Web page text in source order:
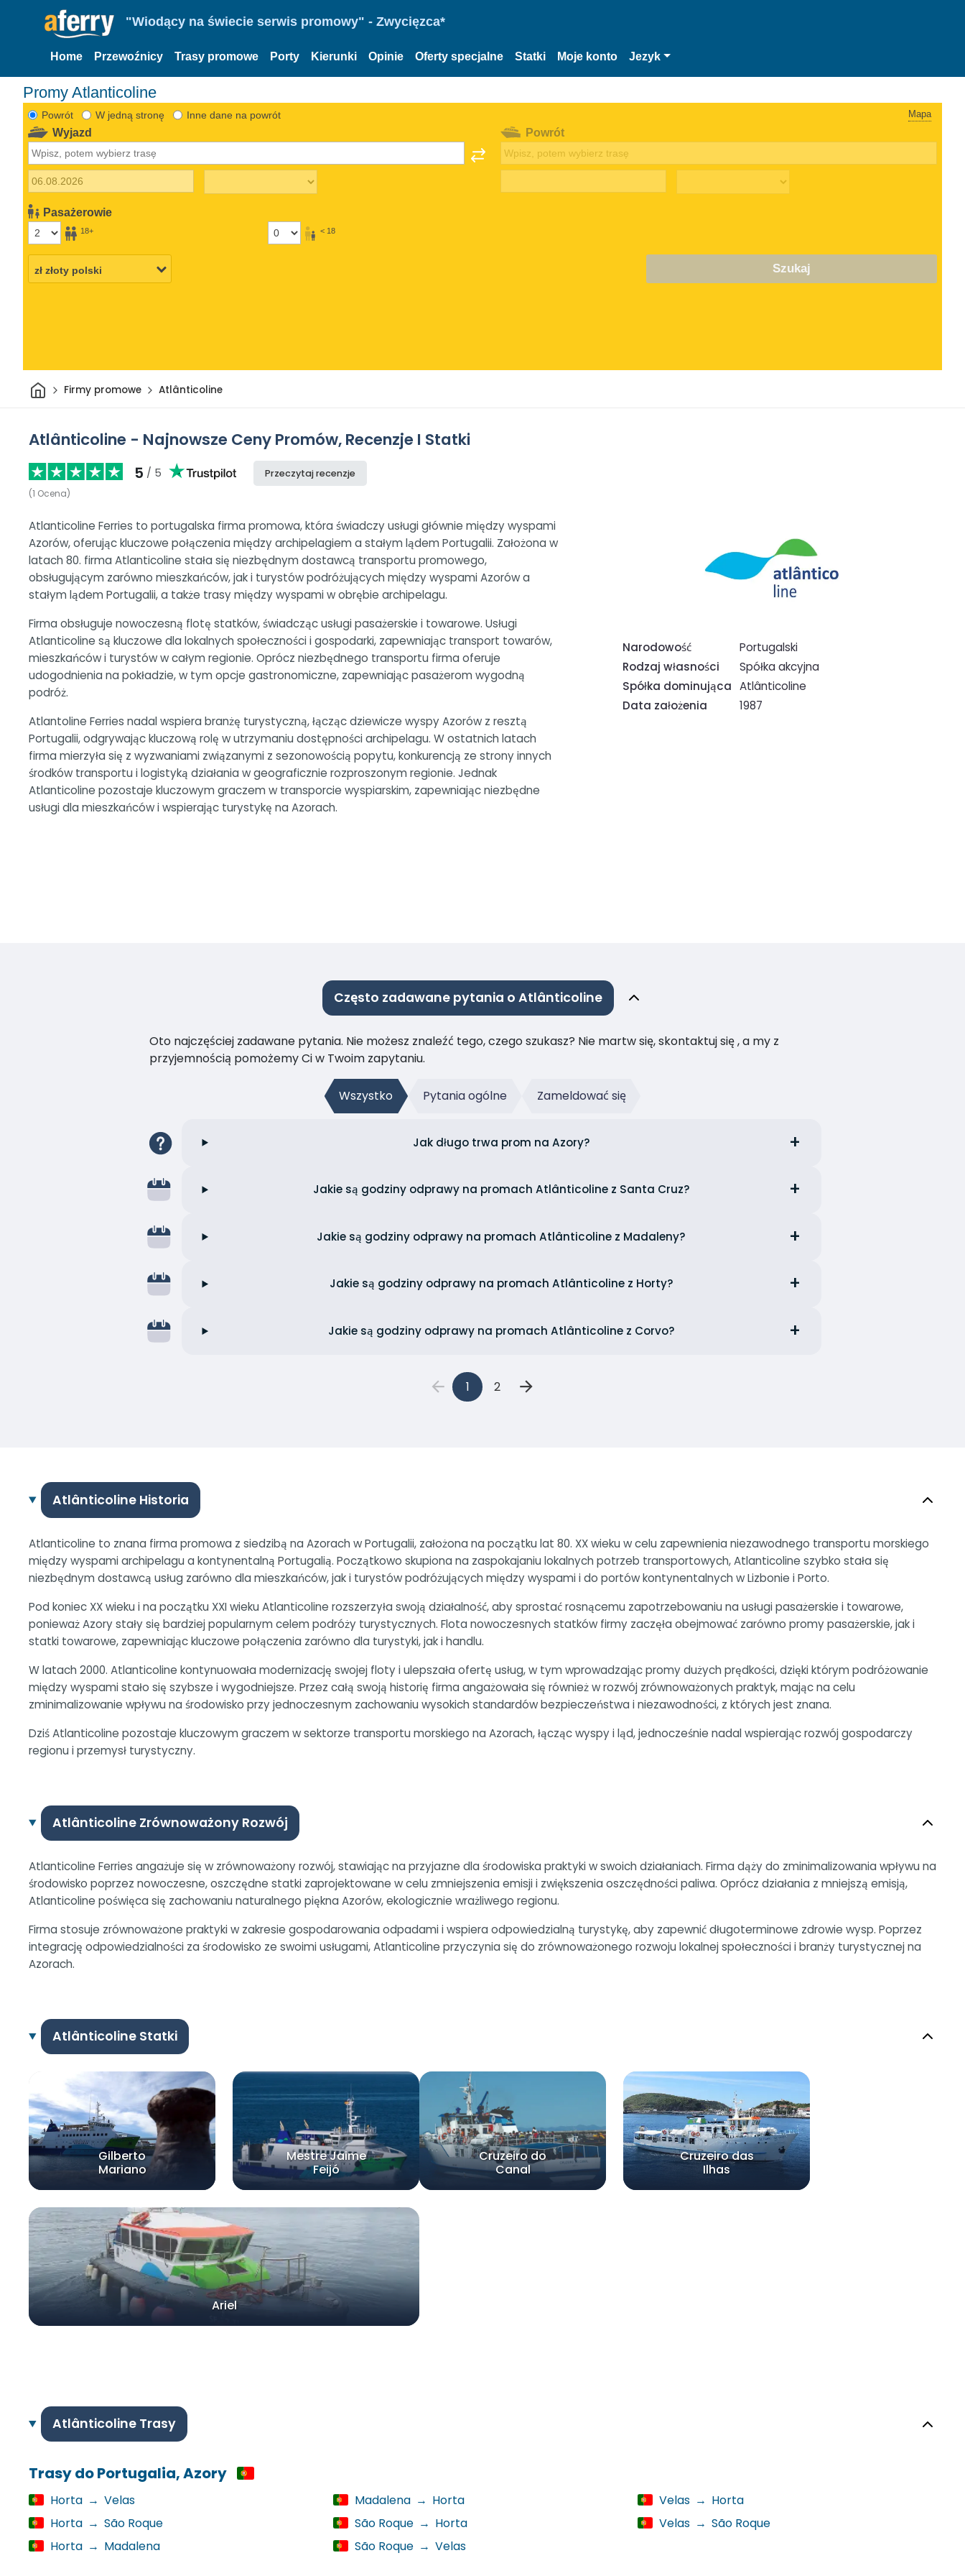
"Wiodący na świecie serwis promowy" - Zwycięzca*
Home Przewoźnicy Trasy promowe Porty Kierunki Opinie Oferty specjalne Statki Moje konto Jezyk
Promy Atlanticoline
Powrót W jedną stronę Inne dane na powrót Mapa
Wyjazd
Pasażerowie
18+ < 18
Powrót
Szukaj
DomFirmy promowe Atlânticoline
Atlânticoline - Najnowsze Ceny Promów, Recenzje I Statki
5 / 5
(1 Ocena)
Przeczytaj recenzje
Atlanticoline Ferries to portugalska firma promowa, która świadczy usługi głównie między wyspami
Azorów, oferując kluczowe połączenia między archipelagiem a stałym lądem Portugalii. Założona w
latach 80. firma Atlanticoline stała się niezbędnym dostawcą transportu promowego,
obsługującym zarówno mieszkańców, jak i turystów podróżujących między wyspami Azorów a
stałym lądem Portugalii, a także trasy między wyspami w obrębie archipelagu.
Firma obsługuje nowoczesną flotę statków, świadcząc usługi pasażerskie i towarowe. Usługi
Atlanticoline są kluczowe dla lokalnych społeczności i gospodarki, zapewniając transport towarów,
mieszkańców i turystów w całym regionie. Oprócz niezbędnego transportu firma oferuje
udogodnienia na pokładzie, w tym opcje gastronomiczne, zapewniając pasażerom wygodną
podróż.
Atlantoline Ferries nadal wspiera branżę turystyczną, łącząc dziewicze wyspy Azorów z resztą
Portugalii, odgrywając kluczową rolę w utrzymaniu dostępności archipelagu. W ostatnich latach
firma mierzyła się z wyzwaniami związanymi z sezonowością popytu, konkurencją ze strony innych
środków transportu i logistyką działania w geograficznie rozproszonym regionie. Jednak
Atlanticoline pozostaje kluczowym graczem w transporcie wyspiarskim, zapewniając niezbędne
usługi dla mieszkańców i wspierając turystykę na Azorach.
Narodowość
Portugalski
Rodzaj własności
Spółka akcyjna
Spółka dominująca Atlânticoline
Data założenia
1987
Często zadawane pytania o Atlânticoline
Oto najczęściej zadawane pytania. Nie możesz znaleźć tego, czego szukasz? Nie martw się, skontaktuj się , a my z
przyjemnością pomożemy Ci w Twoim zapytaniu.
Wszystko Pytania ogólne Zameldować się
Jak długo trwa prom na Azory?
Jakie są godziny odprawy na promach Atlânticoline z Santa Cruz?
Jakie są godziny odprawy na promach Atlânticoline z Madaleny?
Jakie są godziny odprawy na promach Atlânticoline z Horty?
Jakie są godziny odprawy na promach Atlânticoline z Corvo?
1 2
Atlânticoline Historia
Atlanticoline to znana firma promowa z siedzibą na Azorach w Portugalii, założona na początku lat 80. XX wieku w celu zapewnienia niezawodnego transportu morskiego
między wyspami archipelagu a kontynentalną Portugalią. Początkowo skupiona na zaspokajaniu lokalnych potrzeb transportowych, Atlanticoline szybko stała się
niezbędnym dostawcą usług zarówno dla mieszkańców, jak i turystów podróżujących między wyspami i do portów kontynentalnych w Lizbonie i Porto.
Pod koniec XX wieku i na początku XXI wieku Atlanticoline rozszerzyła swoją działalność, aby sprostać rosnącemu zapotrzebowaniu na usługi pasażerskie i towarowe,
ponieważ Azory stały się bardziej popularnym celem podróży turystycznych. Flota nowoczesnych statków firmy zaczęła obejmować zarówno promy pasażerskie, jak i
statki towarowe, zapewniając kluczowe połączenia zarówno dla turystyki, jak i handlu.
W latach 2000. Atlanticoline kontynuowała modernizację swojej floty i ulepszała ofertę usług, w tym wprowadzając promy dużych prędkości, dzięki którym podróżowanie
między wyspami stało się szybsze i wygodniejsze. Przez całą swoją historię firma angażowała się również w rozwój zrównoważonych praktyk, mając na celu
zminimalizowanie wpływu na środowisko przy jednoczesnym zachowaniu wysokich standardów bezpieczeństwa i niezawodności, z których jest znana.
Dziś Atlanticoline pozostaje kluczowym graczem w sektorze transportu morskiego na Azorach, łącząc wyspy i ląd, jednocześnie nadal wspierając rozwój gospodarczy
regionu i przemysł turystyczny.
Atlânticoline Zrównoważony Rozwój
Atlanticoline Ferries angażuje się w zrównoważony rozwój, stawiając na przyjazne dla środowiska praktyki w swoich działaniach. Firma dąży do zminimalizowania wpływu na
środowisko poprzez nowoczesne, oszczędne statki zaprojektowane w celu zmniejszenia emisji i zwiększenia oszczędności paliwa. Oprócz działania z mniejszą emisją,
Atlanticoline poświęca się zachowaniu naturalnego piękna Azorów, ekologicznie wrażliwego regionu.
Firma stosuje zrównoważone praktyki w zakresie gospodarowania odpadami i wspiera odpowiedzialną turystykę, aby zapewnić długoterminowe zdrowie wysp. Poprzez
integrację odpowiedzialności za środowisko ze swoimi usługami, Atlanticoline przyczynia się do zrównoważonego rozwoju lokalnej społeczności i branży turystycznej na
Azorach.
Atlânticoline Statki
Gilberto
Mariano
Mestre Jaime
Feijó
Ariel
Cruzeiro do
Canal
Cruzeiro das
Ilhas
Atlânticoline Trasy
Trasy do Portugalia, Azory
Horta → Velas
Horta → São Roque
Horta → Madalena
Madalena → Horta
São Roque → Horta
São Roque → Velas
Velas → Horta
Velas → São Roque